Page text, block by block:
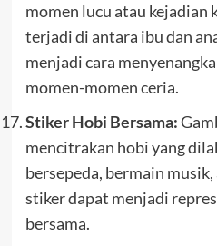
momen lucu atau kejadian
terjadi di antara ibu dan
menjadi cara
momen-momen ceria.
Stiker Hobi Bersama:
mencitrakan hobi yang
bersepeda, bermain
stiker dapat menjadi
bersama.